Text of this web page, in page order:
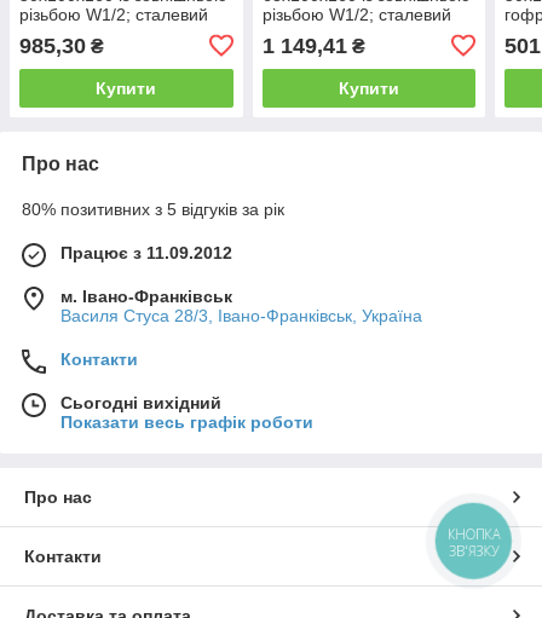
різьбою W1/2; сталевий
нержавіючий прямий дріт
0,30 мм
985,30 ₴
Купити
різьбою W1/2; сталевий
нержавіючий прямий дріт
0,30 мм
1 149,41₴
Купити
Про нас
80% позитивних з 5 відгуків за рік
Працює з 11.09.2012
м. Івано-Франківськ
Василя Стуса 28/3, Івано-Франківськ, Україна
Контакти
Сьогодні вихідний
Показати весь графік роботи
Про нас
Контакти
КНОПКА
ЗВ'ЯЗКУ